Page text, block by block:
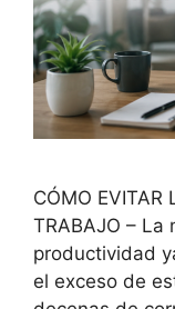
CÓMO EVITAR
TRABAJO – La
productividad
el exceso de